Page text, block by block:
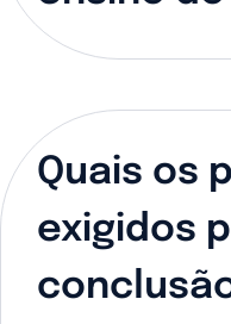
Quais os
exigidos